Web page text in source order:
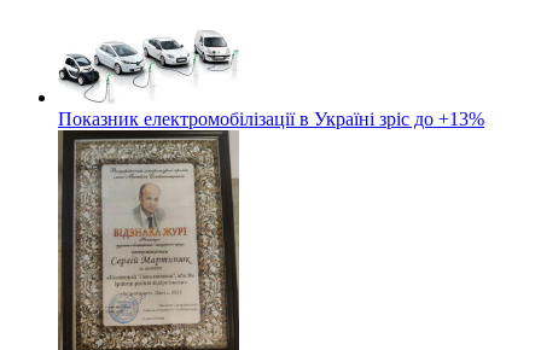
Показник електромобілізації в Україні зріс до +13%